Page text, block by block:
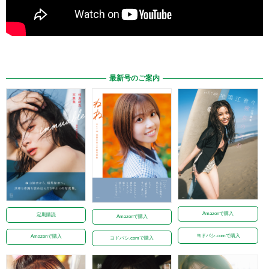
最新号のご案内
定期購読
Amazonで購入
Amazonで購入
ヨドバシ.comで購入
Amazonで購入
ヨドバシ.comで購入